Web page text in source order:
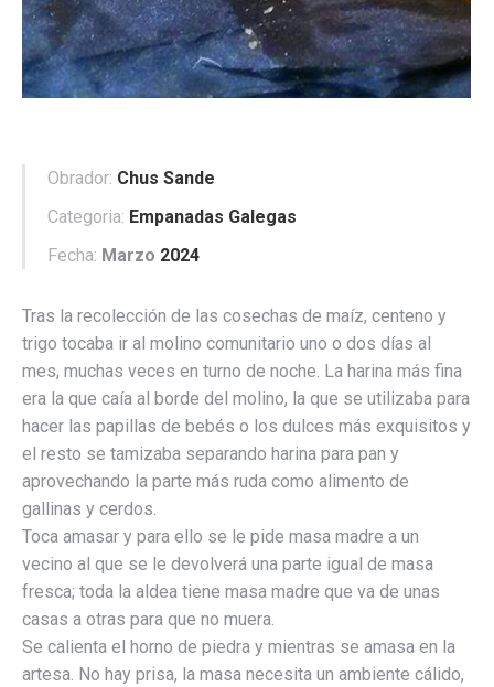
Obrador: Chus Sande
Categoria: Empanadas Galegas
Fecha: Marzo 2024
Tras la recolección de las cosechas de maíz, centeno y
trigo tocaba ir al molino comunitario uno o dos días al
mes, muchas veces en turno de noche. La harina más fina
era la que caía al borde del molino, la que se utilizaba para
hacer las papillas de bebés o los dulces más exquisitos y
el resto se tamizaba separando harina para pan y
aprovechando la parte más ruda como alimento de
gallinas y cerdos.
Toca amasar y para ello se le pide masa madre a un
vecino al que se le devolverá una parte igual de masa
fresca; toda la aldea tiene masa madre que va de unas
casas a otras para que no muera.
Se calienta el horno de piedra y mientras se amasa en la
artesa. No hay prisa, la masa necesita un ambiente cálido,